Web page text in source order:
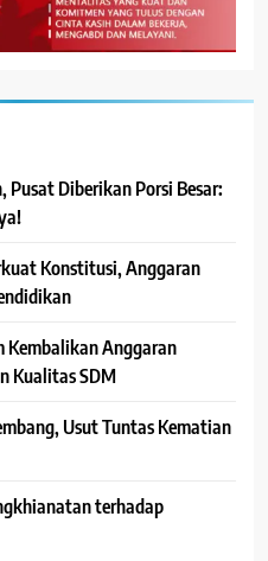
Pusat Diberikan Porsi Besar:
Konstitusi, Anggaran
Kembalikan Anggaran
Kualitas SDM
Usut Tuntas Kematian
terhadap